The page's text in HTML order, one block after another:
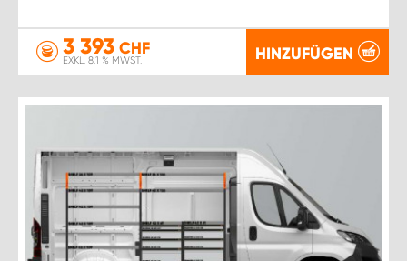
3 393 CHF
EXKL. 8.1 % MWST. HINZUFÜGEN